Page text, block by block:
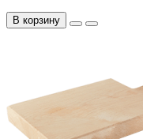
В корзину